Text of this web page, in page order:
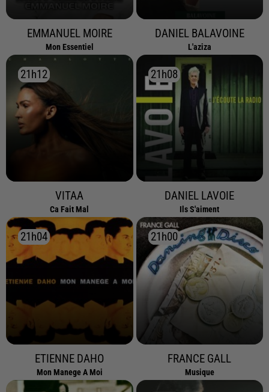
EMMANUEL MOIRE
Mon Essentiel
DANIEL BALAVOINE
L'aziza
21h12
21h12
VITAA
Ca Fait Mal
21h08
21h08
DANIEL LAVOIE
Ils S'aiment
21h04
21h04
ETIENNE DAHO
Mon Manege A Moi
21h00
21h00
FRANCE GALL
Musique